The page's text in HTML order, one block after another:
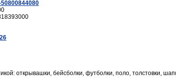
открывашки, бейсболки, футболки, поло, толстовки,